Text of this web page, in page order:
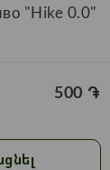
"Hike 0.0"
500 ֏